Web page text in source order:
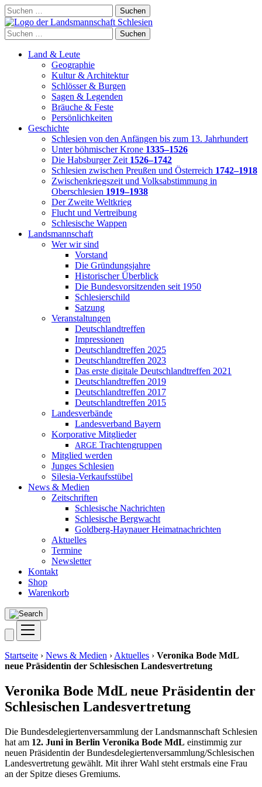
Skip
to
content
Suchen
nach:
Suchen
nach:
Land & Leute
Geographie
Kultur & Architektur
Schlösser & Burgen
Sagen & Legenden
Bräuche & Feste
Persönlichkeiten
Geschichte
Schlesien von den Anfängen bis zum 13. Jahrhundert
Unter böhmischer Krone 1335–1526
Die Habsburger Zeit 1526–1742
Schlesien zwischen Preußen und Österreich 1742–1918
Zwischenkriegszeit und Volksabstimmung in
Oberschlesien 1919–1938
Der Zweite Weltkrieg
Flucht und Vertreibung
Schlesische Wappen
Landsmannschaft
Wer wir sind
Vorstand
Die Gründungsjahre
Historischer Überblick
Die Bundesvorsitzenden seit 1950
Schlesierschild
Satzung
Veranstaltungen
Deutschlandtreffen
Impressionen
Deutschlandtreffen 2025
Deutschlandtreffen 2023
Das erste digitale Deutschlandtreffen 2021
Deutschlandtreffen 2019
Deutschlandtreffen 2017
Deutschlandtreffen 2015
Landesverbände
Landesverband Bayern
Korporative Mitglieder
ARGE Trachtengruppen
Mitglied werden
Junges Schlesien
Silesia-Verkaufsstübel
News & Medien
Zeitschriften
Schlesische Nachrichten
Schlesische Bergwacht
Goldberg-Haynauer Heimatnachrichten
Aktuelles
Termine
Newsletter
Kontakt
Shop
Warenkorb
Startseite › News & Medien › Aktuelles › Veronika Bode MdL
neue Präsidentin der Schlesischen Landesvertretung
Veronika Bode MdL neue Präsidentin der
Schlesischen Landesvertretung
Die Bun­des­de­le­gier­ten­ver­samm­lung der Lands­mann­schaft Schle­si­en
hat am 12. Juni in Ber­lin Vero­ni­ka Bode MdL ein­stim­mig zur
neu­en Prä­si­den­tin der Bundesdelegiertenversammlung/Schlesischen
Lan­des­ver­tre­tung gewählt. Mit ihrer Wahl steht erst­mals eine Frau
an der Spit­ze die­ses Gremiums.